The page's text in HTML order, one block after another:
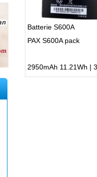
Batterie S600A
PAX S600A pack